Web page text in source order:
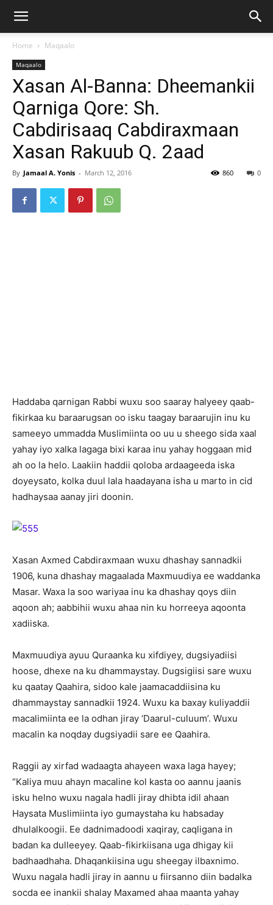
Home Maqaalo
Maqaalo
Xasan Al-Banna: Dheemankii
Qarniga Qore: Sh.
Cabdirisaaq Cabdiraxmaan
Xasan Rakuub Q. 2aad
By Jamaal A. Yonis - March 12, 2016 0
860
Haddaba qarnigan Rabbi wuxu soo saaray halyeey qaab-
fikirkaa ku baraarugsan oo isku taagay baraarujin inu ku
sameeyo ummadda Muslimiinta oo uu u sheego sida xaal
yahay iyo xalka lagaga bixi karaa inu yahay hoggaan mid
ah oo la helo. Laakiin haddii qoloba ardaageeda iska
doyeysato, kolka duul lala haadayana isha u marto in cid
hadhaysaa aanay jiri doonin.
Xasan Axmed Cabdiraxmaan wuxu dhashay sannadkii
1906, kuna dhashay magaalada Maxmuudiya ee waddanka
Masar. Waxa la soo wariyaa inu ka dhashay qoys diin
aqoon ah; aabbihii wuxu ahaa nin ku horreeya aqoonta
xadiiska.
Maxmuudiya ayuu Quraanka ku xifdiyey, dugsiyadiisi
hoose, dhexe na ku dhammaystay. Dugsigiisi sare wuxu
ku qaatay Qaahira, sidoo kale jaamacaddiisina ku
dhammaystay sannadkii 1924. Wuxu ka baxay kuliyaddii
macalimiinta ee la odhan jiray ‘Daarul-culuum’. Wuxu
macalin ka noqday dugsiyadii sare ee Qaahira.
Raggii ay xirfad wadaagta ahayeen waxa laga hayey;
“Kaliya muu ahayn macaline kol kasta oo aannu jaanis
isku helno wuxu nagala hadli jiray dhibta idil ahaan
Haysata Muslimiinta iyo gumaystaha ku habsaday
dhulalkoogii. Ee dadnimadoodi xaqiray, caqligana in
badan ka dulleeyey. Qaab-fikirkiisana uga dhigay kii
badhaadhaha. Dhaqankiisina ugu sheegay ilbaxnimo.
Wuxu nagala hadli jiray in aannu u fiirsanno diin badalka
socda ee inankii shalay Maxamed ahaa maanta yahay